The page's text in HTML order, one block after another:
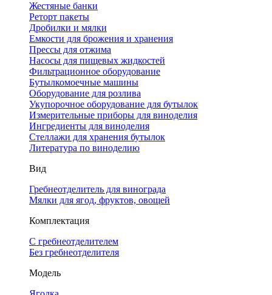
Жестяные банки
Реторт пакеты
Дробилки и мялки
Емкости для брожения и хранения
Прессы для отжима
Насосы для пищевых жидкостей
Фильтрационное оборудование
Бутылкомоечные машины
Оборудование для розлива
Укупорочное оборудование для бутылок
Измерительные приборы для виноделия
Ингредиенты для виноделия
Стеллажи для хранения бутылок
Литература по виноделию
Вид
Гребнеотделитель для винограда
Мялки для ягод, фруктов, овощей
Комплектация
С гребнеотделителем
Без гребнеотделителя
Модель